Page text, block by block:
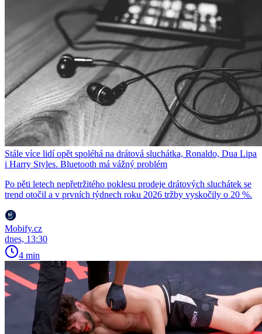
Stále více lidí opět spoléhá na drátová sluchátka, Ronaldo, Dua Lipa
i Harry Styles. Bluetooth má vážný problém
Po pěti letech nepřetržitého poklesu prodeje drátových sluchátek se
trend otočil a v prvních týdnech roku 2026 tržby vyskočily o 20 %.
Mobify.cz
dnes, 13:30
4 min